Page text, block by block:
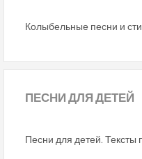
Колыбельные песни и
ПЕСНИДЛЯ ДЕТЕЙ
Песни для детей. Тексты